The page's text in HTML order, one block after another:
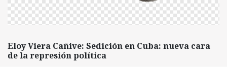
Eloy Viera Cañive: Sedición en Cuba: nueva cara
de la represión política